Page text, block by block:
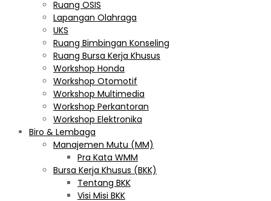
Ruang OSIS
Lapangan Olahraga
UKS
Ruang Bimbingan Konseling
Ruang Bursa Kerja Khusus
Workshop Honda
Workshop Otomotif
Workshop Multimedia
Workshop Perkantoran
Workshop Elektronika
Biro & Lembaga
Manajemen Mutu (MM)
Pra Kata WMM
Bursa Kerja Khusus (BKK)
Tentang BKK
Visi Misi BKK